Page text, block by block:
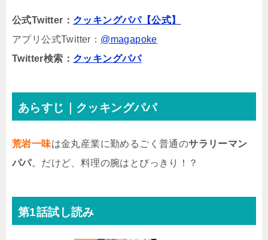
公式Twitter： クッキングパパ【公式】
アプリ公式Twitter： @magapoke
Twitter検索： クッキングパパ
あらすじ｜クッキングパパ
荒岩一味は金丸産業に勤めるごく普通のサラリーマン
パパ。だけど、料理の腕はとびっきり！？
第1話試し読み